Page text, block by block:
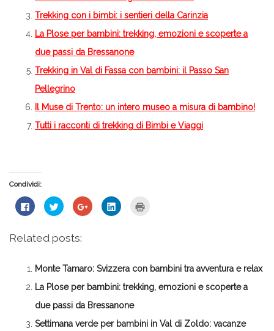
Trekking con i bimbi: i sentieri della Carinzia
La Plose per bambini: trekking, emozioni e scoperte a
due passi da Bressanone
Trekking in Val di Fassa con bambini: il Passo San
Pellegrino
Il Muse di Trento: un intero museo a misura di bambino!
Tutti i racconti di trekking di Bimbi e Viaggi
Condividi:
Fai
clic
su
Facebook
in
una
finestra)
Fai
clic
condividere
su
apre
in
nuova
finestra)
Fai
clic
apre
in
nuova
finestra)
Fai
clic
in
nuova
finestra)
una
nuova
Related posts:
Monte Tamaro: Svizzera con bambini tra avventura e relax
La Plose per bambini: trekking, emozioni e scoperte a
due passi da Bressanone
Settimana verde per bambini in Val di Zoldo: vacanze